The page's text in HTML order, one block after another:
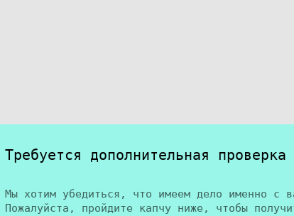
Требуется дополнительная проверка
Мы хотим убедиться, что имеем дело именно с
Пожалуйста, пройдите капчу ниже, чтобы